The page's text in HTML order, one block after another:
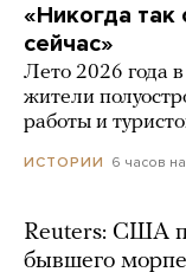
«Никогда
сейчас»
Лето 2026 года
жители
работы и
ИСТОРИИ 6 часов
Reuters: США
бывшего